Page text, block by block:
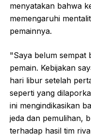
menyatakan bahwa
memengaruhi
pemainnya.
"Saya belum sempat
pemain. Kebijakan
hari libur setelah
seperti yang
ini mengindikasikan
jeda dan pemulihan,
terhadap hasil tim